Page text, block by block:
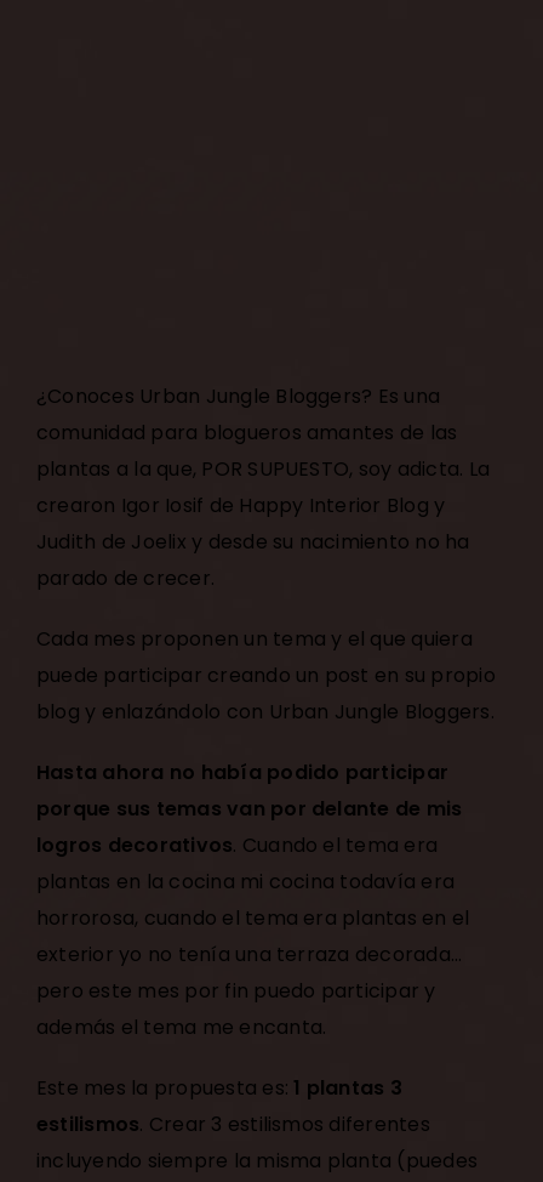
¿Conoces Urban Jungle Bloggers? Es una
comunidad para blogueros amantes de las
plantas a la que, POR SUPUESTO, soy adicta. La
crearon Igor Iosif de Happy Interior Blog y
Judith de Joelix y desde su nacimiento no ha
parado de crecer.
Cada mes proponen un tema y el que quiera
puede participar creando un post en su propio
blog y enlazándolo con Urban Jungle Bloggers.
Hasta ahora no había podido participar
porque sus temas van por delante de mis
logros decorativos. Cuando el tema era
plantas en la cocina mi cocina todavía era
horrorosa, cuando el tema era plantas en el
exterior yo no tenía una terraza decorada…
pero este mes por fin puedo participar y
además el tema me encanta.
Este mes la propuesta es: 1 plantas 3
estilismos. Crear 3 estilismos diferentes
incluyendo siempre la misma planta (puedes